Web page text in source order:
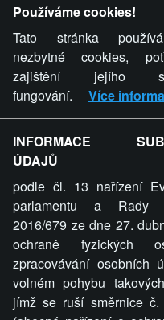
videa a komentáře. Osoba,
stránky týče, ani osoba,
stránku, nemůže z
komentáře pro výše
provozovateli stránky
ZVRÁCENÝ.CZ -
PRAVIDLA A
Používáme cookies!
Tato stránka
nezbytné cookies,
zajištění jejího
fungování.
Více
INFORMACE
ÚDAJŮ
podle čl. 13 nařízení
parlamentu a Rady
2016/679 ze dne 27.
ochraně fyzických
zpracovávání osobních
volném pohybu
jímž se ruší směrnice č.